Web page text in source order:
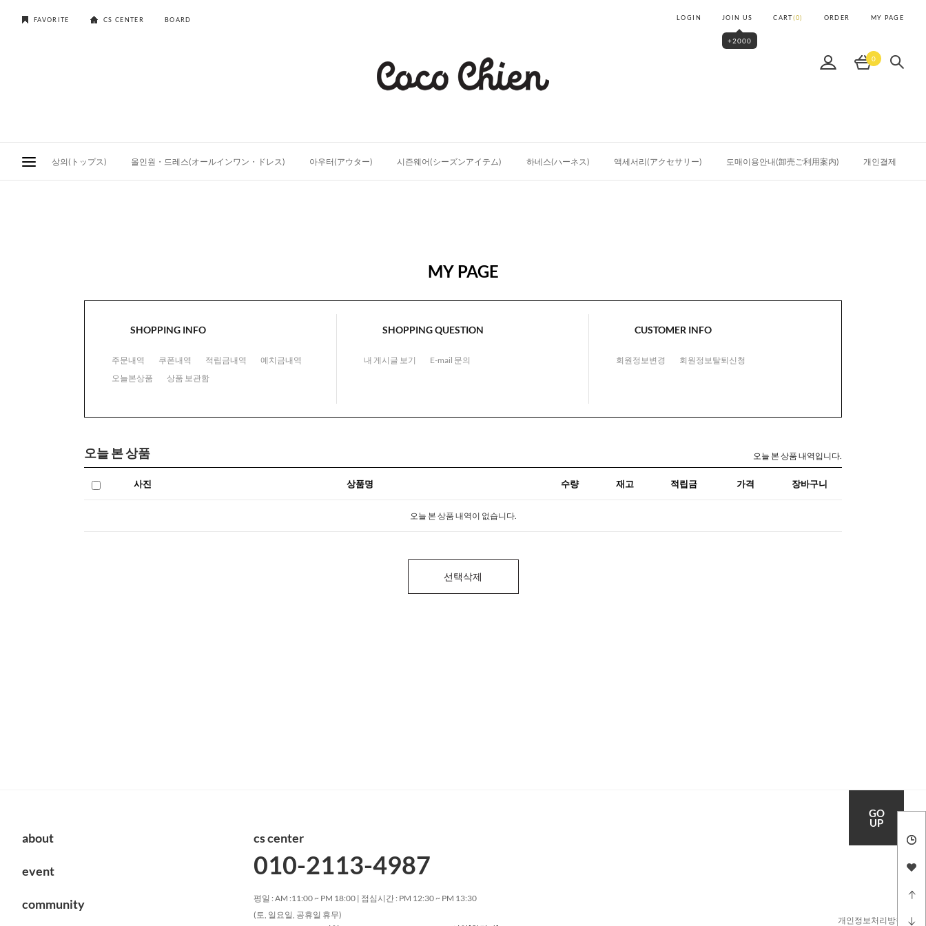
FAVORITE CS CENTER BOARD LOGIN JOIN US
+2000
CART(0) ORDER MY PAGE
0
상의(トップス) 올인원・드레스(オールインワン・ドレス) 아우터(アウター) 시즌웨어(シーズンアイテム) 하네스(ハーネス) 액세서리(アクセサリー) 도매이용안내(卸売ご利用案内) 개인결제
MY PAGE
SHOPPING INFO
주문내역 쿠폰내역 적립금내역
예치금내역
오늘본상품
상품 보관함
SHOPPING QUESTION
내 게시글 보기 E-mail 문의
CUSTOMER INFO
회원정보변경 회원정보탈퇴신청
오늘 본 상품 오늘 본 상품 내역입니다.
사진 상품명 수량 재고 적립금 가격 장바구니
오늘 본 상품 내역이 없습니다.
선택삭제
GO
UP
about
event
community
cs center
010-2113-4987
평일 : AM :11:00 ~ PM 18:00 | 점심시간 : PM 12:30 ~ PM 13:30
(토, 일요일, 공휴일 휴무)
개인정보처리방침